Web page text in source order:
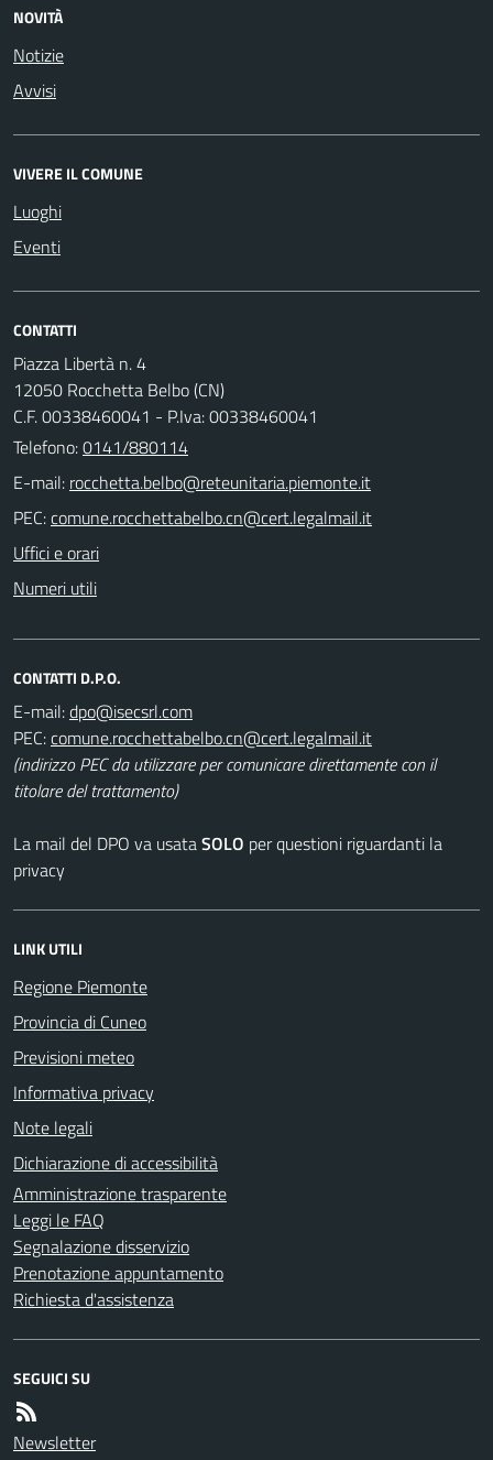
NOVITÀ
Notizie
Avvisi
VIVERE IL COMUNE
Luoghi
Eventi
CONTATTI
Piazza Libertà n. 4
12050 Rocchetta Belbo (CN)
C.F. 00338460041 - P.Iva: 00338460041
Telefono:0141/880114
E-mail:
PEC:
Uffici e orari
Numeri utili
CONTATTI D.P.O.
E-mail:
PEC:
(indirizzo PEC da utilizzare per comunicare direttamente con il
titolare del trattamento)
La mail del DPO va usataSOLO per questioni riguardanti la
privacy
LINK UTILI
Regione Piemonte
Provincia di Cuneo
Previsioni meteo
Informativa privacy
Note legali
Dichiarazione di accessibilità
Amministrazione trasparente
Leggi le FAQ
Segnalazione disservizio
Prenotazione appuntamento
Richiesta d'assistenza
SEGUICI SU
Newsletter